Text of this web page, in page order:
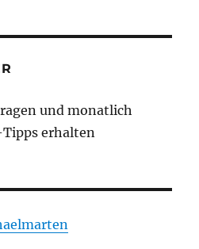
und monatlich
erhalten